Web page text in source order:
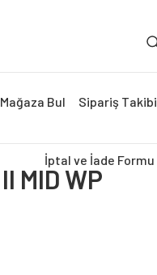
Sipariş Takibi
Mağaza Bul
İptal ve İade Formu
MID WP